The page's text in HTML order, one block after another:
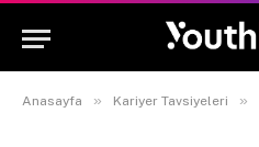
Anasayfa » Kariyer Tavsiyeleri »